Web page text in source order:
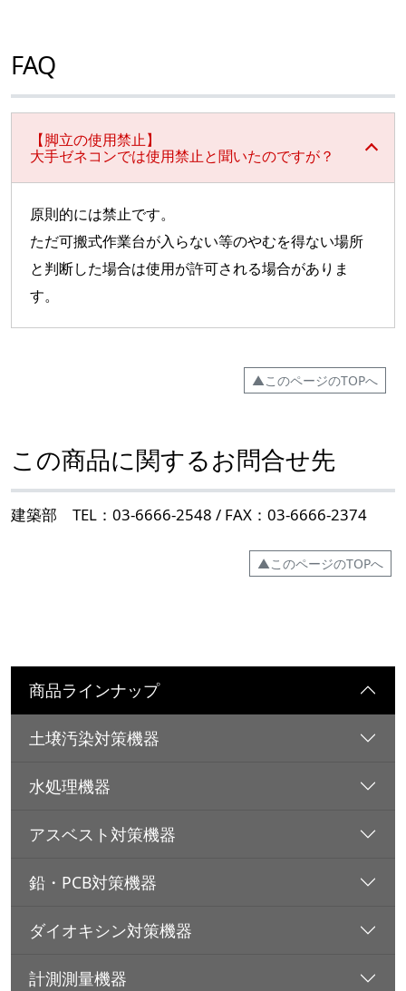
FAQ
【脚立の使用禁止】
大手ゼネコンでは使用禁止と聞いたのですが？
原則的には禁止です。
ただ可搬式作業台が入らない等のやむを得ない場所
と判断した場合は使用が許可される場合がありま
す。
▲このページのTOPへ
この商品に関するお問合せ先
建築部 TEL：03-6666-2548 / FAX：03-6666-2374
▲このページのTOPへ
商品ラインナップ
土壌汚染対策機器
水処理機器
アスベスト対策機器
鉛・PCB対策機器
ダイオキシン対策機器
計測測量機器